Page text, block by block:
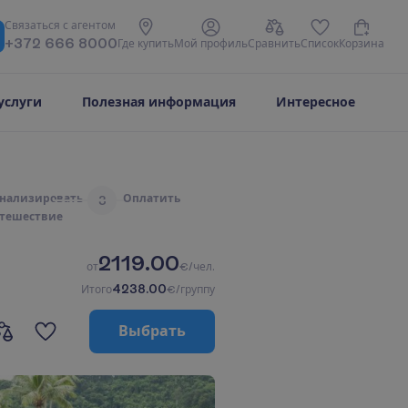
Связаться с агентом
+372 666 8000 Где купить М ой профильСравнитьСписокКорзина
Полезная информация Интересное
ализировать
ешествие
3 Оплатить
от2119.00€/чел.
Итого4238.00€/группу
Выбрать